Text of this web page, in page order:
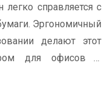
справляется с
Эргономичный
делают этот
для офисов и
быструю и